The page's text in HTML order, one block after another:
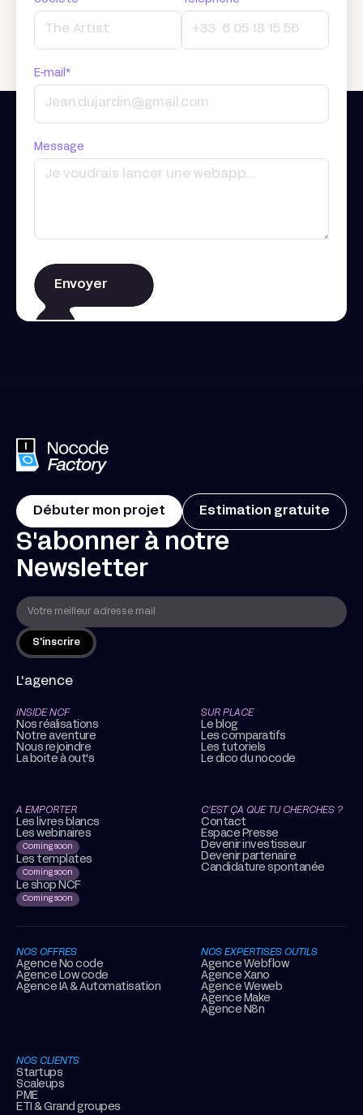
E-mail*
Message
Débuter mon projet Estimation gratuite
S'abonner à notre
Newsletter
L'agence
INSIDE NCF
Nos réalisations
Notre aventure
Nous rejoindre
La boite à out's
SUR PLACE
Le blog
Les comparatifs
Les tutoriels
Le dico du nocode
A EMPORTER
Les livres blancs
Les webinaires
Coming soon
Les templates
Coming soon
Le shop NCF
Coming soon
C’EST ÇA QUE TU CHERCHES ?
Contact
Espace Presse
Devenir investisseur
Devenir partenaire
Candidature spontanée
NOS OFFRES
Agence No code
Agence Low code
Agence IA & Automatisation
NOS EXPERTISES OUTILS
Agence Webflow
Agence Xano
Agence Weweb
Agence Make
Agence N8n
NOS CLIENTS
Startups
Scaleups
PME
ETI & Grand groupes